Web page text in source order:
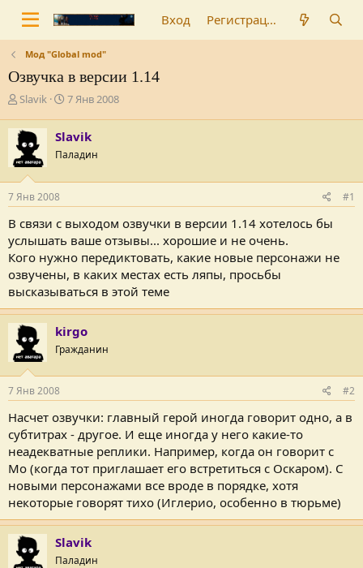
Вход Регистрация
Мод "Global mod"
Озвучка в версии 1.14
А
т
о
р
т
е
м
Slavik
Д
а
н
ч
а
7 Янв 2008
Slavik
Паладин
7 Янв 2008 #1
В связи с выходом озвучки в версии 1.14 хотелось бы
услышать ваше отзывы... хорошие и не очень.
Кого нужно передиктовать, какие новые персонажи не
озвучены, в каких местах есть ляпы, просьбы
высказываться в этой теме
kirgo
Гражданин
7 Янв 2008 #2
Насчет озвучки: главный герой иногда говорит одно, а в
субтитрах - другое. И еще иногда у него какие-то
неадекватные реплики. Например, когда он говорит с
Мо (когда тот приглашает его встретиться с Оскаром). С
новыми персонажами все вроде в порядке, хотя
некоторые говорят тихо (Иглерио, особенно в тюрьме)
Slavik
Паладин